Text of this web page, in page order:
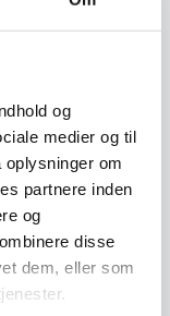
og
medier og til
om
partnere inden
og
disse
dem, eller som
opvaskebakker
Hendi
fra
hjul, 2 med
i…